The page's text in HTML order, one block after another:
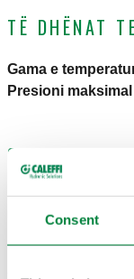
Consent
TË DHËNAT
Gama e
Presioni
SKICAT DHE
Numri i pjesës Lidhjet